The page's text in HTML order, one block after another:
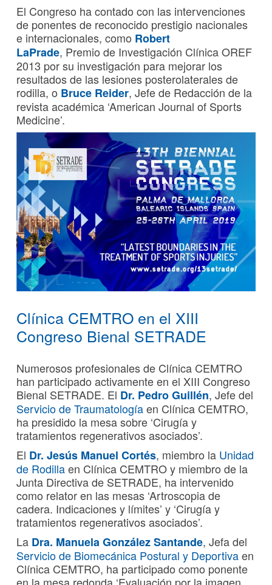
El Congreso ha contado con las intervenciones
de ponentes de reconocido prestigio nacionales
e internacionales, como Robert
LaPrade, Premio de Investigación Clínica OREF
2013 por su investigación para mejorar los
resultados de las lesiones posterolaterales de
rodilla, o Bruce Reider, Jefe de Redacción de la
revista académica ‘American Journal of Sports
Medicine’.
Clínica CEMTRO en el XIII
Congreso Bienal SETRADE
Numerosos profesionales de Clínica CEMTRO
han participado activamente en el XIII Congreso
Bienal SETRADE. El Dr. Pedro Guillén, Jefe del
Servicio de Traumatologíaen Clínica CEMTRO,
ha presidido la mesa sobre ‘Cirugía y
tratamientos regenerativos asociados’.
El Dr. Jesús Manuel Cortés, miembro la Unidad
de Rodillaen Clínica CEMTRO y miembro de la
Junta Directiva de SETRADE, ha intervenido
como relator en las mesas ‘Artroscopia de
cadera. Indicaciones y límites’ y ‘Cirugía y
tratamientos regenerativos asociados’.
La Dra. Manuela González Santande, Jefa del
Servicio de Biomecánica Postural y Deportivaen
Clínica CEMTRO, ha participado como ponente